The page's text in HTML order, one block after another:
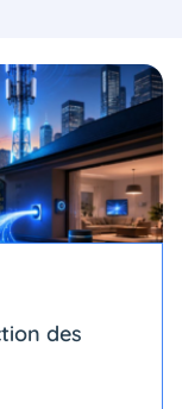
des